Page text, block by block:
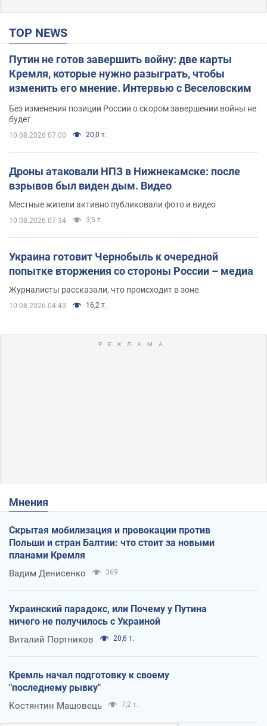
TOP NEWS
Путин не готов завершить войну: две карты
Кремля, которые нужно разыграть, чтобы
изменить его мнение. Интервью с Веселовским
Без изменения позиции России о скором завершении войны не
будет
10.08.2026 07:00 20,0 т.
Дроны атаковали НПЗ в Нижнекамске: после
взрывов был виден дым. Видео
Местные жители активно публиковали фото и видео
10.08.2026 07:34 3,5 т.
Украина готовит Чернобыль к очередной
попытке вторжения со стороны России – медиа
Журналисты рассказали, что происходит в зоне
10.08.2026 04:43 16,2 т.
Мнения
Скрытая мобилизация и провокации против
Польши и стран Балтии: что стоит за новыми
планами Кремля
Вадим Денисенко 369
Украинский парадокс, или Почему у Путина
ничего не получилось с Украиной
Виталий Портников 20,6 т.
Кремль начал подготовку к своему
"последнему рывку"
Костянтин Машовець 7,2 т.